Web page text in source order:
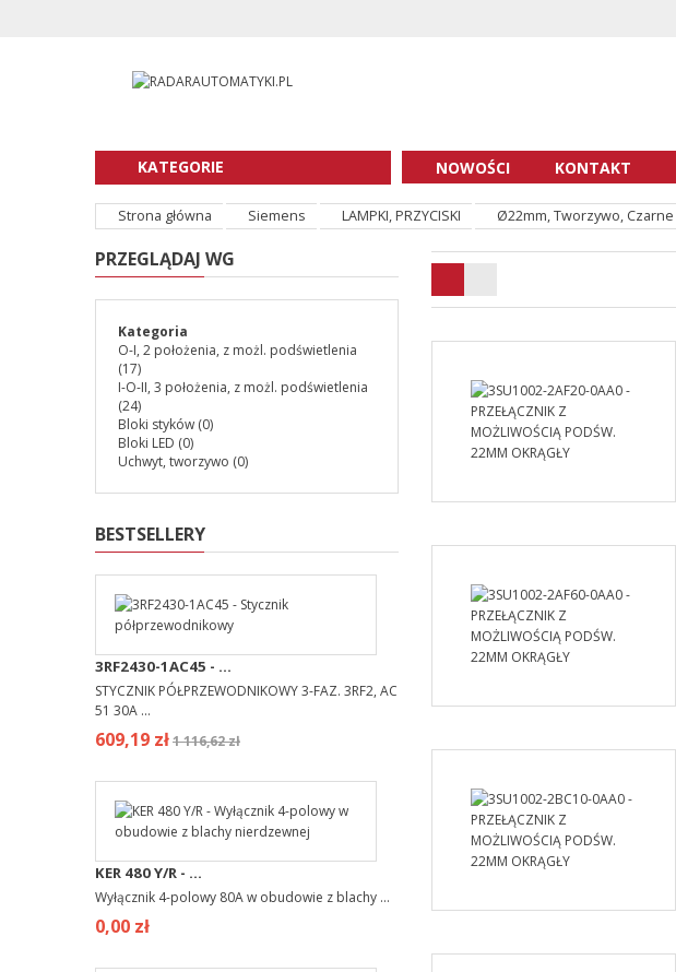
KATEGORIE NOWOŚCI KONTAKT
Strona główna Siemens LAMPKI, PRZYCISKI Ø22mm, Tworzywo, Czarne
PRZEGLĄDAJ WG
Kategoria
O-I, 2 położenia, z możl. podświetlenia
(17)
I-O-II, 3 położenia, z możl. podświetlenia
(24)
Bloki styków (0)
Bloki LED (0)
Uchwyt, tworzywo (0)
BESTSELLERY
3RF2430-1AC45 - ...
STYCZNIK PÓŁPRZEWODNIKOWY 3-FAZ. 3RF2, AC
51 30A ...
609,19 zł1 116,62 zł
KER 480 Y/R - ...
Wyłącznik 4-polowy 80A w obudowie z blachy ...
0,00 zł